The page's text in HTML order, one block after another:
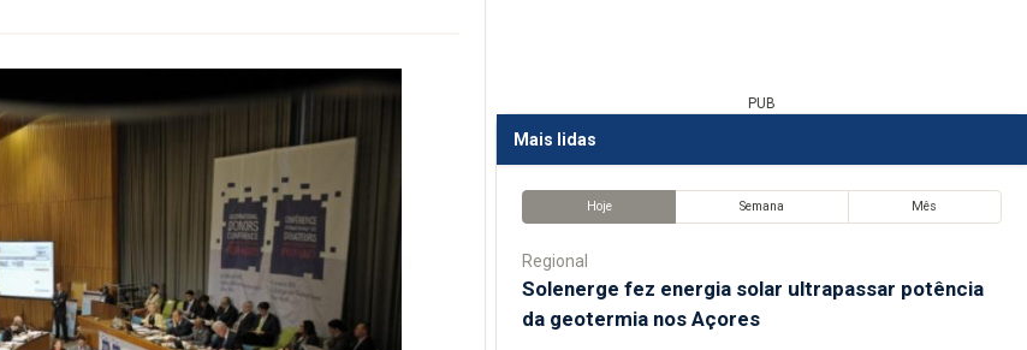
PUB
Mais lidas
Hoje Semana Mês
Regional
Solenerge fez energia solar ultrapassar potência
da geotermia nos Açores